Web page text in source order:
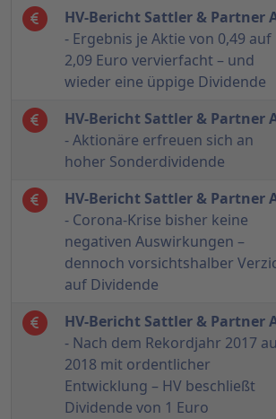
HV-Bericht Sattler & Partner
- Ergebnis je Aktie von 0,49 auf
2,09 Euro vervierfacht – und
wieder eine üppige Dividende
HV-Bericht Sattler & Partner
- Aktionäre erfreuen sich an
hoher Sonderdividende
HV-Bericht Sattler & Partner
- Corona-Krise bisher keine
negativen Auswirkungen –
dennoch vorsichtshalber
auf Dividende
HV-Bericht Sattler & Partner
- Nach dem Rekordjahr 2017
2018 mit ordentlicher
Entwicklung – HV beschließt
Dividende von 1 Euro